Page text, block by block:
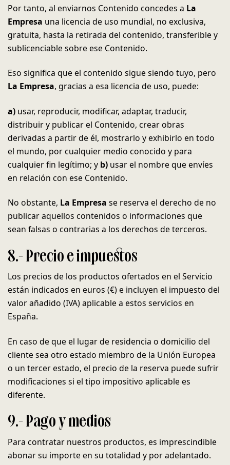
Por tanto, al enviarnos Contenido concedes a La
Empresa una licencia de uso mundial, no exclusiva,
gratuita, hasta la retirada del contenido, transferible y
sublicenciable sobre ese Contenido.
Eso significa que el contenido sigue siendo tuyo, pero
La Empresa, gracias a esa licencia de uso, puede:
a) usar, reproducir, modificar, adaptar, traducir,
distribuir y publicar el Contenido, crear obras
derivadas a partir de él, mostrarlo y exhibirlo en todo
el mundo, por cualquier medio conocido y para
cualquier fin legítimo; y b) usar el nombre que envíes
en relación con ese Contenido.
No obstante, La Empresa se reserva el derecho de no
publicar aquellos contenidos o informaciones que
sean falsas o contrarias a los derechos de terceros.
8.- Precio e impuestos
Los precios de los productos ofertados en el Servicio
están indicados en euros (€) e incluyen el impuesto del
valor añadido (IVA) aplicable a estos servicios en
España.
En caso de que el lugar de residencia o domicilio del
cliente sea otro estado miembro de la Unión Europea
o un tercer estado, el precio de la reserva puede sufrir
modificaciones si el tipo impositivo aplicable es
diferente.
9.- Pago y medios
Para contratar nuestros productos, es imprescindible
abonar su importe en su totalidad y por adelantado.